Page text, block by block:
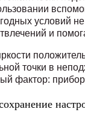
условий
и
точки в
фактор: